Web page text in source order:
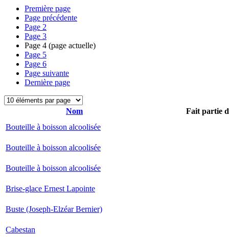
Première page
Page précédente
Page 2
Page 3
Page 4 (page actuelle)
Page 5
Page 6
Page suivante
Dernière page
Nom
Fait partie
Bouteille à boisson alcoolisée
Bouteille à boisson alcoolisée
Bouteille à boisson alcoolisée
Brise-glace Ernest Lapointe
Buste (Joseph-Elzéar Bernier)
Cabestan